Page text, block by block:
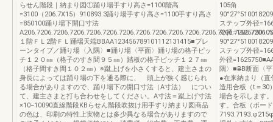
らせん階段｜納まり図①踊り場手すり高さ=1100階高
=3100（206.7X15）910893.3踊り場手すり高さ=1100手すり高さ
=850100踊り場下開口寸法
１階ＦＬ2階ＦＬ踊場天端BBAA123456789101112131415■プレ
ーンタイプ／踊り場〈入隅〉■踊り場〈平面〉踊り場の格子ピッ
チ１２０㎜（格子のすき間９５㎜）踏板の格子ピッチ１２７㎜
（格子間すき間１０２㎜）※蹴上げを小さくすると、建主さまの
身長によっては踊り場の下を通る際に、 頭上が狭く感じられ
る場合がありますので、踊り場下の開口寸法（A寸法） につい
て、建主さまと打ち合わせをしてください。A寸法＝蹴上げ寸法
×10−10090直線階段KBらせん階段吹抜け用手すり納まり図商品
の色は、印刷の特性上実物とは多少異なる場合がありますので
105角
ステップ外径
外径
ステップ外径
外径
隅〉■B̶B断面〈
●在来納まり（
造用合板（t＝30
場合を示します
す。合板（ボー